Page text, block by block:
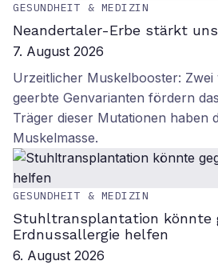
GESUNDHEIT & MEDIZIN
Neandertaler-Erbe stärkt
7. August 2026
Urzeitlicher Muskelbooster:
geerbte Genvarianten fördern
Träger dieser Mutationen haben
Muskelmasse.
GESUNDHEIT & MEDIZIN
Stuhltransplantation könnte
Erdnussallergie helfen
6. August 2026